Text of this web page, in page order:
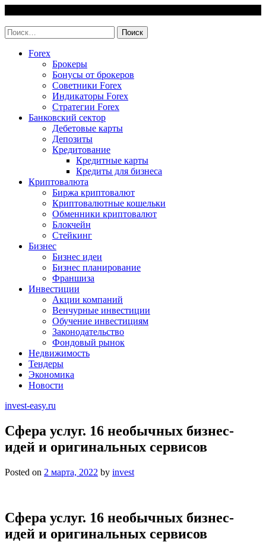
content
Найти:
Forex
Брокеры
Бонусы от брокеров
Советники Forex
Индикаторы Forex
Стратегии Forex
Банковский сектор
Дебетовые карты
Депозиты
Кредитование
Кредитные карты
Кредиты для бизнеса
Криптовалюта
Биржа криптовалют
Криптовалютные кошельки
Обменники криптовалют
Блокчейн
Стейкинг
Бизнес
Бизнес идеи
Бизнес планирование
Франшиза
Инвестиции
Акции компаний
Венчурные инвестиции
Обучение инвестициям
Законодательство
Фондовый рынок
Недвижимость
Тендеры
Экономика
Новости
invest-easy.ru
Сфера услуг. 16 необычных бизнес-
идей и оригинальных сервисов
Posted on 2 марта, 2022 by invest
Сфера услуг. 16 необычных бизнес-
идей и оригинальных сервисов